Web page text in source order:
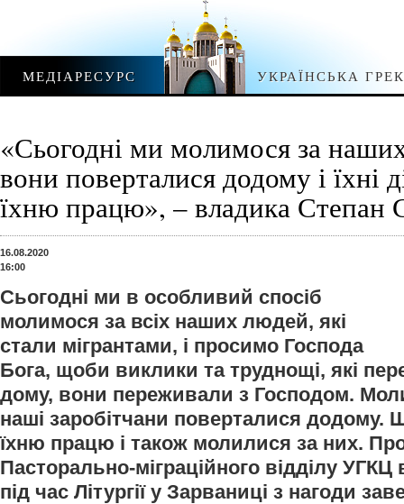
МЕДІАРЕСУРС УКРАЇНСЬКА
«Сьогодні ми молимося за
вони поверталися додому і їхні
їхню працю», – владика Степан
16.08.2020
16:00
Сьогодні ми в особливий спосіб
молимося за всіх наших людей, які
стали мігрантами, і просимо Господа
Бога, щоби виклики та труднощі, які
дому, вони переживали з Господом.
наші заробітчани поверталися додому.
їхню працю і також молилися за них.
Пасторально-міграційного відділу
під час Літургії у Зарваниці з нагоди